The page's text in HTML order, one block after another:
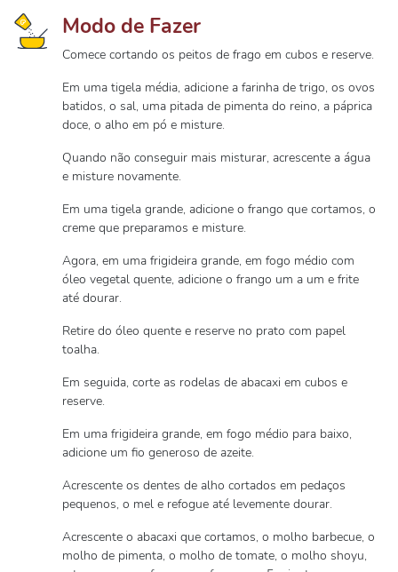
Modo de Fazer
Comece cortando os peitos de frago em cubos e reserve.
Em uma tigela média, adicione a farinha de trigo, os ovos
batidos, o sal, uma pitada de pimenta do reino, a páprica
doce, o alho em pó e misture.
Quando não conseguir mais misturar, acrescente a água
e misture novamente.
Em uma tigela grande, adicione o frango que cortamos, o
creme que preparamos e misture.
Agora, em uma frigideira grande, em fogo médio com
óleo vegetal quente, adicione o frango um a um e frite
até dourar.
Retire do óleo quente e reserve no prato com papel
toalha.
Em seguida, corte as rodelas de abacaxi em cubos e
reserve.
Em uma frigideira grande, em fogo médio para baixo,
adicione um fio generoso de azeite.
Acrescente os dentes de alho cortados em pedaços
pequenos, o mel e refogue até levemente dourar.
Acrescente o abacaxi que cortamos, o molho barbecue, o
molho de pimenta, o molho de tomate, o molho shoyu,